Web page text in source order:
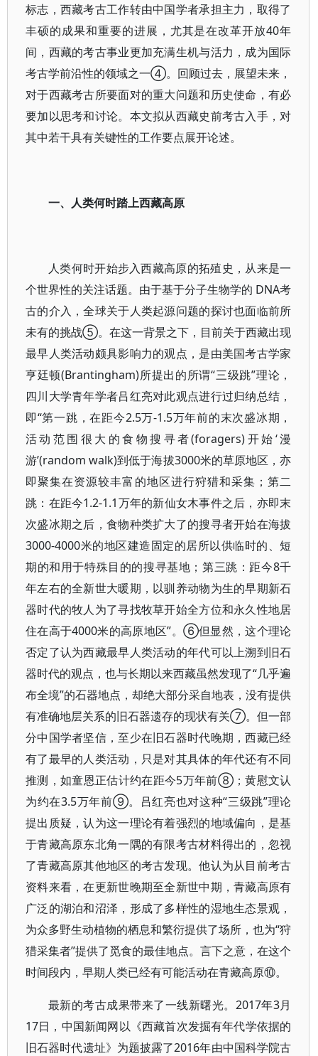
标志，西藏考古工作转由中国学者承担主力，取得了
丰硕的成果和重要的进展，尤其是在改革开放40年
间，西藏的考古事业更加充满生机与活力，成为国际
考古学前沿性的领域之一④。回顾过去，展望未来，
对于西藏考古所要面对的重大问题和历史使命，有必
要加以思考和讨论。本文拟从西藏史前考古入手，对
其中若干具有关键性的工作要点展开论述。
一、人类何时踏上西藏高原
人类何时开始步入西藏高原的拓殖史，从来是一
个世界性的关注话题。由于基于分子生物学的 DNA考
古的介入，全球关于人类起源问题的探讨也面临前所
未有的挑战⑤。在这一背景之下，目前关于西藏出现
最早人类活动颇具影响力的观点，是由美国考古学家
亨廷顿(Brantingham)所提出的所谓“三级跳”理论，
四川大学青年学者吕红亮对此观点进行过归纳总结，
即“第一跳，在距今2.5万-1.5万年前的末次盛冰期，
活动范围很大的食物搜寻者(foragers)开始‘漫
游’(random walk)到低于海拔3000米的草原地区，亦
即聚集在资源较丰富的地区进行狩猎和采集；第二
跳：在距今1.2-1.1万年的新仙女木事件之后，亦即末
次盛冰期之后，食物种类扩大了的搜寻者开始在海拔
3000-4000米的地区建造固定的居所以供临时的、短
期的和用于特殊目的的搜寻基地；第三跳：距今8千
年左右的全新世大暖期，以驯养动物为生的早期新石
器时代的牧人为了寻找牧草开始全方位和永久性地居
住在高于4000米的高原地区”。⑥但显然，这个理论
否定了认为西藏最早人类活动的年代可以上溯到旧石
器时代的观点，也与长期以来西藏虽然发现了“几乎遍
布全境”的石器地点，却绝大部分采自地表，没有提供
有准确地层关系的旧石器遗存的现状有关⑦。但一部
分中国学者坚信，至少在旧石器时代晚期，西藏已经
有了最早的人类活动，只是对其具体的年代还有不同
推测，如童恩正估计约在距今5万年前⑧；黄慰文认
为约在3.5万年前⑨。吕红亮也对这种“三级跳”理论
提出质疑，认为这一理论有着强烈的地域偏向，是基
于青藏高原东北角一隅的有限考古材料得出的，忽视
了青藏高原其他地区的考古发现。他认为从目前考古
资料来看，在更新世晚期至全新世中期，青藏高原有
广泛的湖泊和沼泽，形成了多样性的湿地生态景观，
为众多野生动植物的栖息和繁衍提供了场所，也为“狩
猎采集者”提供了觅食的最佳地点。言下之意，在这个
时间段内，早期人类已经有可能活动在青藏高原⑩。
最新的考古成果带来了一线新曙光。2017年3月
17日，中国新闻网以《西藏首次发掘有年代学依据的
旧石器时代遗址》为题披露了2016年由中国科学院古